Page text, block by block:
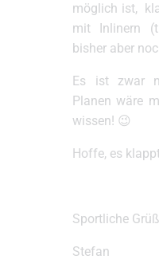
möglich ist,
mit Inlinern
bisher aber
Es ist zwar
Planen wäre
wissen! 😉
Hoffe, es
Sportliche
Stefan